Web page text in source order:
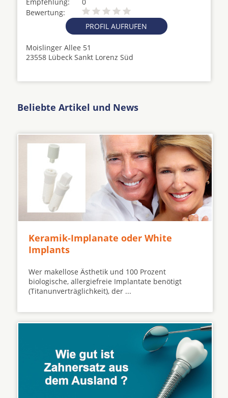
Bewertung:
PROFIL AUFRUFEN
Moislinger Allee 51
23558 Lübeck Sankt Lorenz Süd
Beliebte Artikel und News
Keramik-Implanate oder White
Implants
Wer makellose Ästhetik und 100 Prozent
biologische, allergiefreie Implantate benötigt
(Titanunverträglichkeit), der ...